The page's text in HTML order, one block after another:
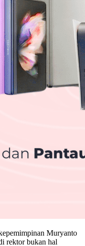
Muryanto
rektor bukan hal